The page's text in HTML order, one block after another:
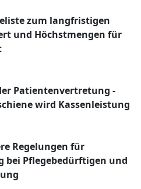
zum langfristigen
und Höchstmengen für
Patientenvertretung -
wird Kassenleistung
Regelungen für
bei Pflegebedürftigen und